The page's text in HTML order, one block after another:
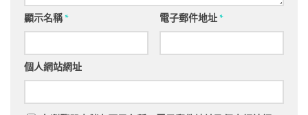
顯示名稱* 電子郵件地址*
個人網站網址